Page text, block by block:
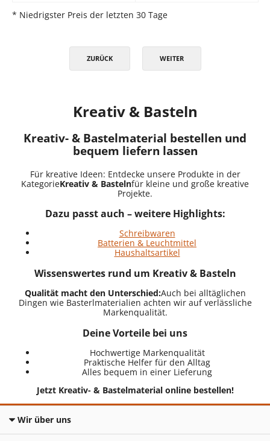
* Niedrigster Preis der letzten 30 Tage
ZURÜCK WEITER
Kreativ & Basteln
Kreativ- & Bastelmaterial bestellen und
bequem liefern lassen
Für kreative Ideen: Entdecke unsere Produkte in der
KategorieKreativ & Bastelnfür kleine und große kreative
Projekte.
Dazu passt auch – weitere Highlights:
Schreibwaren
Batterien & Leuchtmittel
Haushaltsartikel
Wissenswertes rund um Kreativ & Basteln
Qualität macht den Unterschied:Auch bei alltäglichen
Dingen wie Basterlmaterialien achten wir auf verlässliche
Markenqualität.
Deine Vorteile bei uns
Hochwertige Markenqualität
Praktische Helfer für den Alltag
Alles bequem in einer Lieferung
Jetzt Kreativ- & Bastelmaterial online bestellen!
Wir über uns